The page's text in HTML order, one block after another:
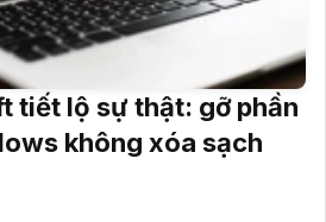
tiết lộ sự thật: gỡ phần
không xóa sạch